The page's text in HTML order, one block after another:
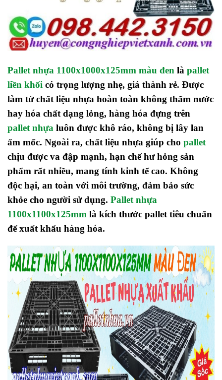
Pallet nhựa 1100x1000x125mm màu đen là pallet
liền khối có trọng lượng nhẹ, giá thành rẻ. Được
làm từ chất liệu nhựa hoàn toàn không thấm nước
hay hóa chất dạng lỏng, hàng hóa đựng trên
pallet nhựa luôn được khô ráo, không bị lây lan
ẩm mốc. Ngoài ra, chất liệu nhựa giúp cho pallet
chịu được va đập mạnh, hạn chế hư hỏng sản
phẩm rất nhiều, mang tính kinh tế cao. Không
độc hại, an toàn với môi trường, đảm bảo sức
khỏe cho người sử dụng. Pallet nhựa
1100x1100x125mm là kích thước pallet tiêu chuẩn
để xuất khẩu hàng hóa.